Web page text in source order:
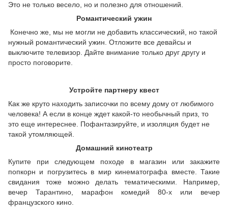
Это не только весело, но и полезно для отношений.
Романтический ужин
Конечно же, мы не могли не добавить классический, но такой
нужный романтический ужин. Отложите все девайсы и
выключите телевизор. Дайте внимание только друг другу и
просто поговорите.
Устройте партнеру квест
Как же круто находить записочки по всему дому от любимого
человека! А если в конце ждет какой-то необычный приз, то
это еще интереснее. Пофантазируйте, и изоляция будет не
такой утомляющей.
Домашний кинотеатр
Купите при следующем походе в магазин или закажите
попкорн и погрузитесь в мир кинематографа вместе. Такие
свидания тоже можно делать тематическими. Например,
вечер Тарантино, марафон комедий 80-х или вечер
французского кино.